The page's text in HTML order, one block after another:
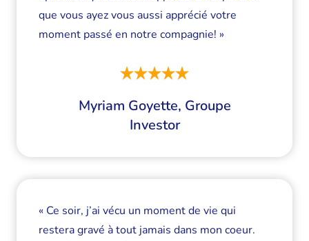
que vous ayez vous aussi apprécié votre
moment passé en notre compagnie! »
Myriam Goyette, Groupe
Investor
« Ce soir, j’ai vécu un moment de vie qui
restera gravé à tout jamais dans mon coeur.